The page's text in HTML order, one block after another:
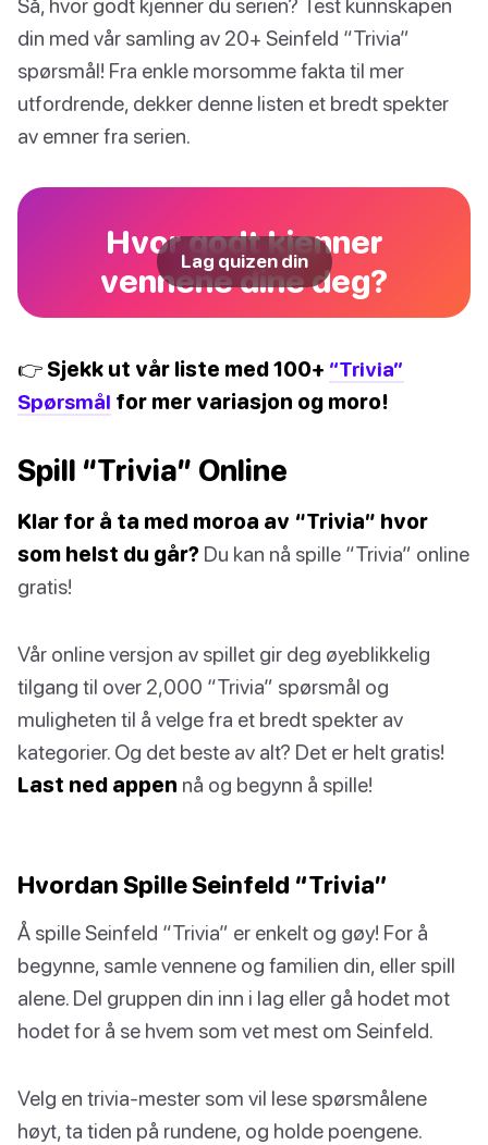
Så, hvor godt kjenner du serien? Test kunnskapen
din med vår samling av 20+ Seinfeld “Trivia”
spørsmål! Fra enkle morsomme fakta til mer
utfordrende, dekker denne listen et bredt spekter
av emner fra serien.
Hvor godt kjenner
vennene dine deg?
Lag quizen din
👉 Sjekk ut vår liste med 100+ “Trivia”
Spørsmål for mer variasjon og moro!
Spill “Trivia” Online
Klar for å ta med moroa av “Trivia” hvor
som helst du går? Du kan nå spille “Trivia” online
gratis!
Vår online versjon av spillet gir deg øyeblikkelig
tilgang til over 2,000 “Trivia” spørsmål og
muligheten til å velge fra et bredt spekter av
kategorier. Og det beste av alt? Det er helt gratis!
Last ned appen nå og begynn å spille!
Hvordan Spille Seinfeld “Trivia”
Å spille Seinfeld “Trivia” er enkelt og gøy! For å
begynne, samle vennene og familien din, eller spill
alene. Del gruppen din inn i lag eller gå hodet mot
hodet for å se hvem som vet mest om Seinfeld.
Velg en trivia-mester som vil lese spørsmålene
høyt, ta tiden på rundene, og holde poengene.